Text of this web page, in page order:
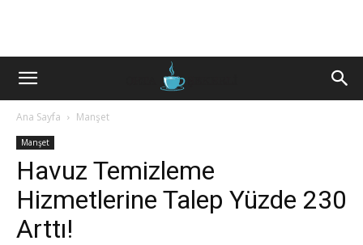
Ana Sayfa Manşet
Manşet
Havuz Temizleme
Hizmetlerine Talep Yüzde 230
Arttı!